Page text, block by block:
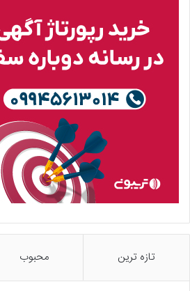
تازه ترین محبوب